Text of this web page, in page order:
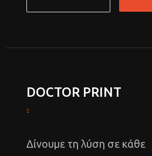
DOCTOR PRINT
Δίνουμε τη λύση σε κάθε